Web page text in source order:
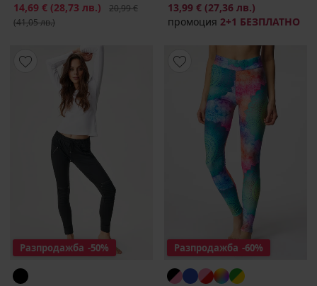
Намаление
14,69 € (28,73 лв.) Първоначална цена
20,99 €
(41,05 лв.)
13,99 € (27,36 лв.)
промоция 2+1 БЕЗПЛАТНО
Разпродажба -50% Разпродажба -60%